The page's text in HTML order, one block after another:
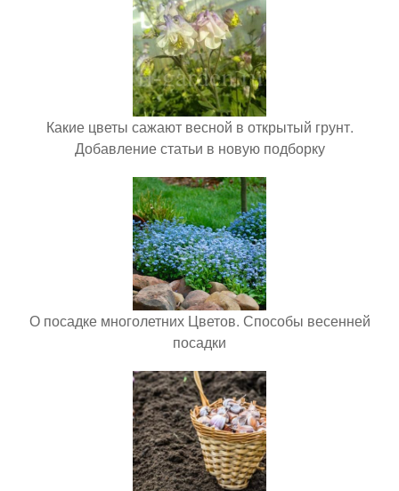
Какие цветы сажают весной в открытый грунт.
Добавление статьи в новую подборку
О посадке многолетних Цветов. Способы весенней
посадки